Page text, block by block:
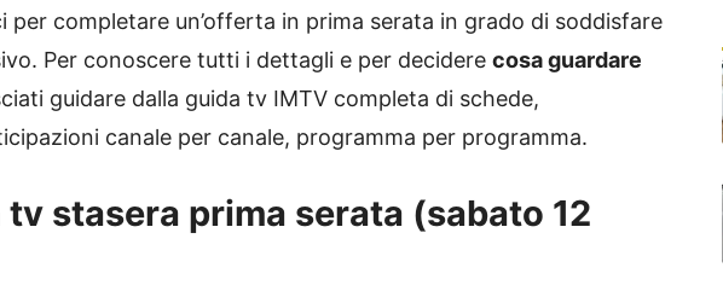
per completare un’offerta in prima serata in grado di soddisfare
Per conoscere tutti i dettagli e per decidere cosa guardare
guidare dalla guida tv IMTV completa di schede,
canale per canale, programma per programma.
stasera prima serata (sabato 12